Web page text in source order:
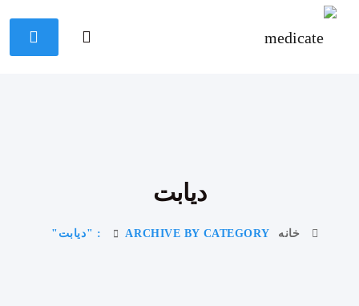
دیابت
خانه ARCHIVE BY CATEGORY : "دیابت"